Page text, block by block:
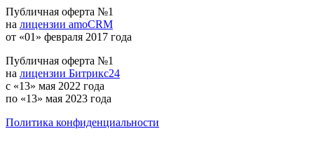
Публичная оферта №1
на лицензии amoCRM
от «01» февраля 2017 года
Публичная оферта №1
на лицензии Битрикс24
с «13» мая 2022 года
по «13» мая 2023 года
Политика конфиденциальности